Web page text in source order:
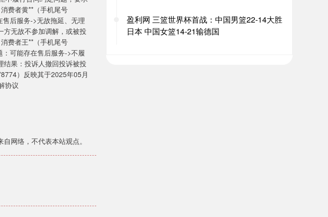
费者黄**（手机尾号
后服务->无故拖延、无理
方无故不参加调解，或被投
费者王**（手机尾号
可能存在售后服务->不履
结果：投诉人撤回投诉被投
）反映其于2025年05月
协议
网络，不代表本站观点。
盈利网 三篮世界杯首战：中国男篮22-14大胜
日本 中国女篮14-21输德国